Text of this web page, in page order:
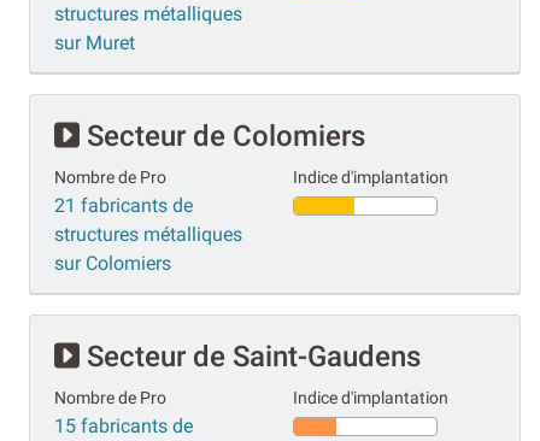
structures métalliques
sur Muret
Secteur de Colomiers
Nombre de Pro
21 fabricants de
structures métalliques
sur Colomiers
Indice d'implantation
Secteur de Saint-Gaudens
Nombre de Pro
15 fabricants de
Indice d'implantation